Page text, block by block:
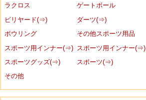
ラクロス
ゲートボール
ビリヤード(⇒)
ダーツ(⇒)
ボウリング
その他スポーツ用品
スポーツ用インナー(⇒)
スポーツ用インナー(⇒)
スポーツグッズ(⇒)
スポーツ(⇒)
その他